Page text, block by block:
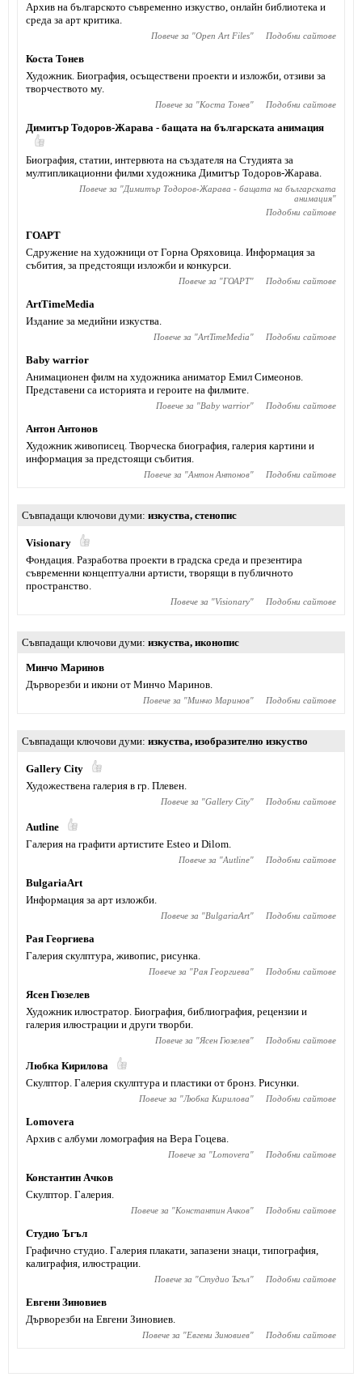
Архив на българското съвременно изкуство, онлайн библиотека и
среда за арт критика.
Повече за "Open Art Files" Подобни сайтове
Коста Тонев
Художник. Биография, осъществени проекти и изложби, отзиви за
творчеството му.
Повече за "Коста Тонев" Подобни сайтове
Димитър Тодоров-Жарава - бащата на българската анимация
Биография, статии, интервюта на създателя на Студията за
мултипликационни филми художника Димитър Тодоров-Жарава.
Повече за "Димитър Тодоров-Жарава - бащата на българската
анимация"
Подобни сайтове
ГОАРТ
Сдружение на художници от Горна Оряховица. Информация за
събития, за предстоящи изложби и конкурси.
Повече за "ГОАРТ" Подобни сайтове
ArtTimeMedia
Издание за медийни изкуства.
Повече за "ArtTimeMedia" Подобни сайтове
Baby warrior
Анимационен филм на художника аниматор Емил Симеонов.
Представени са историята и героите на филмите.
Повече за "Baby warrior" Подобни сайтове
Антон Антонов
Художник живописец. Творческа биография, галерия картини и
информация за предстоящи събития.
Повече за "Антон Антонов" Подобни сайтове
Съвпадащи ключови думи изкуства, стенопис
Visionary
Фондация. Разработва проекти в градска среда и презентира
съвременни концептуални артисти, творящи в публичното
пространство.
Повече за "Visionary" Подобни сайтове
Съвпадащи ключови думи изкуства, иконопис
Минчо Маринов
Дърворезби и икони от Минчо Маринов.
Повече за "Минчо Маринов" Подобни сайтове
Съвпадащи ключови думи изкуства, изобразително изкуство
Gallery City
Художествена галерия в гр. Плевен.
Повече за "Gallery City" Подобни сайтове
Autline
Галерия на графити артистите Esteo и Dilom.
Повече за "Autline" Подобни сайтове
BulgariaArt
Информация за арт изложби.
Повече за "BulgariaArt" Подобни сайтове
Рая Георгиева
Галерия скулптура, живопис, рисунка.
Повече за "Рая Георгиева" Подобни сайтове
Ясен Гюзелев
Художник илюстратор. Биография, библиография, рецензии и
галерия илюстрации и други творби.
Повече за "Ясен Гюзелев" Подобни сайтове
Любка Кирилова
Скулптор. Галерия скулптура и пластики от бронз. Рисунки.
Повече за "Любка Кирилова" Подобни сайтове
Lomovera
Архив с албуми ломография на Вера Гоцева.
Повече за "Lomovera" Подобни сайтове
Константин Ачков
Скулптор. Галерия.
Повече за "Константин Ачков" Подобни сайтове
Студио Ъгъл
Графично студио. Галерия плакати, запазени знаци, типография,
калиграфия, илюстрации.
Повече за "Студио Ъгъл" Подобни сайтове
Евгени Зиновиев
Дърворезби на Евгени Зиновиев.
Повече за "Евгени Зиновиев" Подобни сайтове